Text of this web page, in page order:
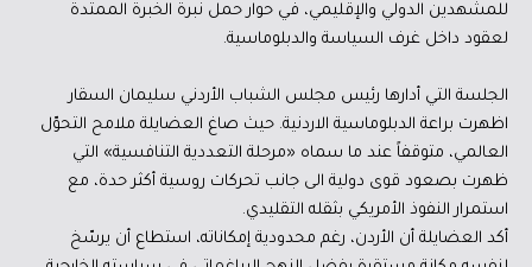
للمشهدين الدولي والإقليمي، في حوار حمل نبرة الخبرة الممتدة
لعقود داخل غرف السياسة والدبلوماسية.
الجلسة التي أدارها رئيس مجلس الشباب الأردني سليمان السقار
اظهرت براعة الدبلوماسية الاردنية. حيث صاغ العضايلة ملامح التحوّل
العالمي، متوقفاً عند ما سماه «مرحلة التعددية التنافسية» التي
ظهرت بصعود قوى دولية الى جانب تحركات روسية أكثر حدة، مع
استمرار النفوذ الأمريكي بثقله التقليدي.
أكد العضايلة أن الأردن، رغم محدودية إمكاناته، استطاع أن يرسّخ